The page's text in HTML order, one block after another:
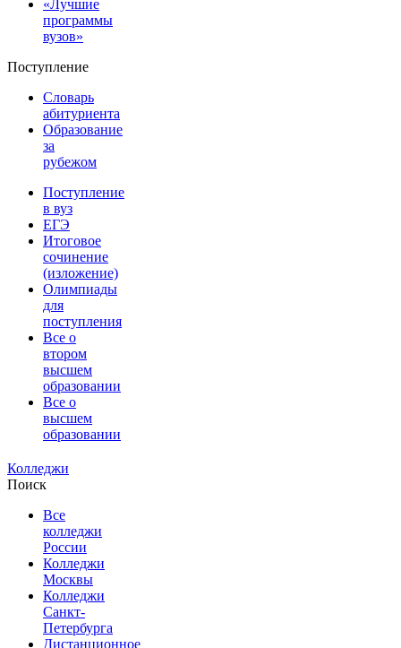
«Лучшие
программы
вузов»
Поступление
Словарь
абитуриента
Образование
за
рубежом
Поступление
в вуз
ЕГЭ
Итоговое
сочинение
(изложение)
Олимпиады
для
поступления
Все о
втором
высшем
образовании
Все о
высшем
образовании
Колледжи
Поиск
Все
колледжи
России
Колледжи
Москвы
Колледжи
Санкт-
Петербурга
Дистанционное